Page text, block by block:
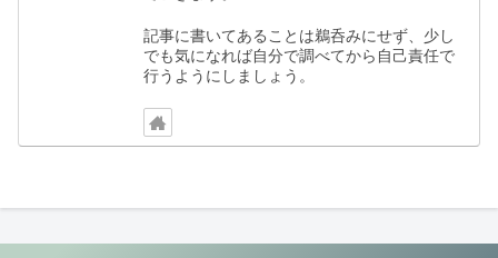
記事に書いてあることは鵜呑みにせず、少し
でも気になれば自分で調べてから自己責任で
行うようにしましょう。